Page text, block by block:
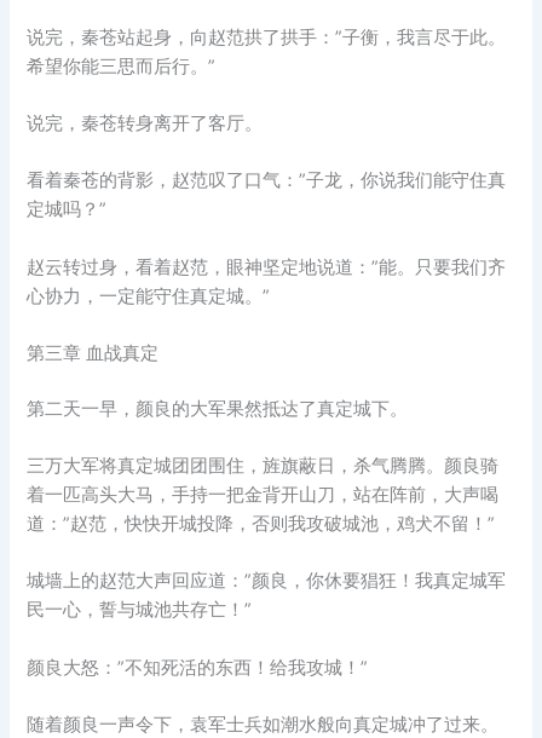
说完，秦苍站起身，向赵范拱了拱手：”子衡，我言尽于此。
希望你能三思而后行。”
说完，秦苍转身离开了客厅。
看着秦苍的背影，赵范叹了口气：”子龙，你说我们能守住真
定城吗？”
赵云转过身，看着赵范，眼神坚定地说道：”能。只要我们齐
心协力，一定能守住真定城。”
第三章 血战真定
第二天一早，颜良的大军果然抵达了真定城下。
三万大军将真定城团团围住，旌旗蔽日，杀气腾腾。颜良骑
着一匹高头大马，手持一把金背开山刀，站在阵前，大声喝
道：”赵范，快快开城投降，否则我攻破城池，鸡犬不留！”
城墙上的赵范大声回应道：”颜良，你休要猖狂！我真定城军
民一心，誓与城池共存亡！”
颜良大怒：”不知死活的东西！给我攻城！”
随着颜良一声令下，袁军士兵如潮水般向真定城冲了过来。